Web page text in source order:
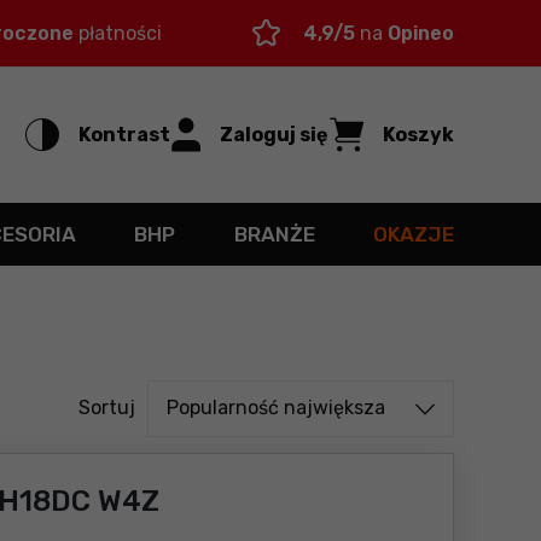
płatności 4,9/5 na Opineo
Kontrast Zaloguj się Koszyk
BHP BRANŻE OKAZJE
Sortuj Sortuj od
Popularność największa
W4Z